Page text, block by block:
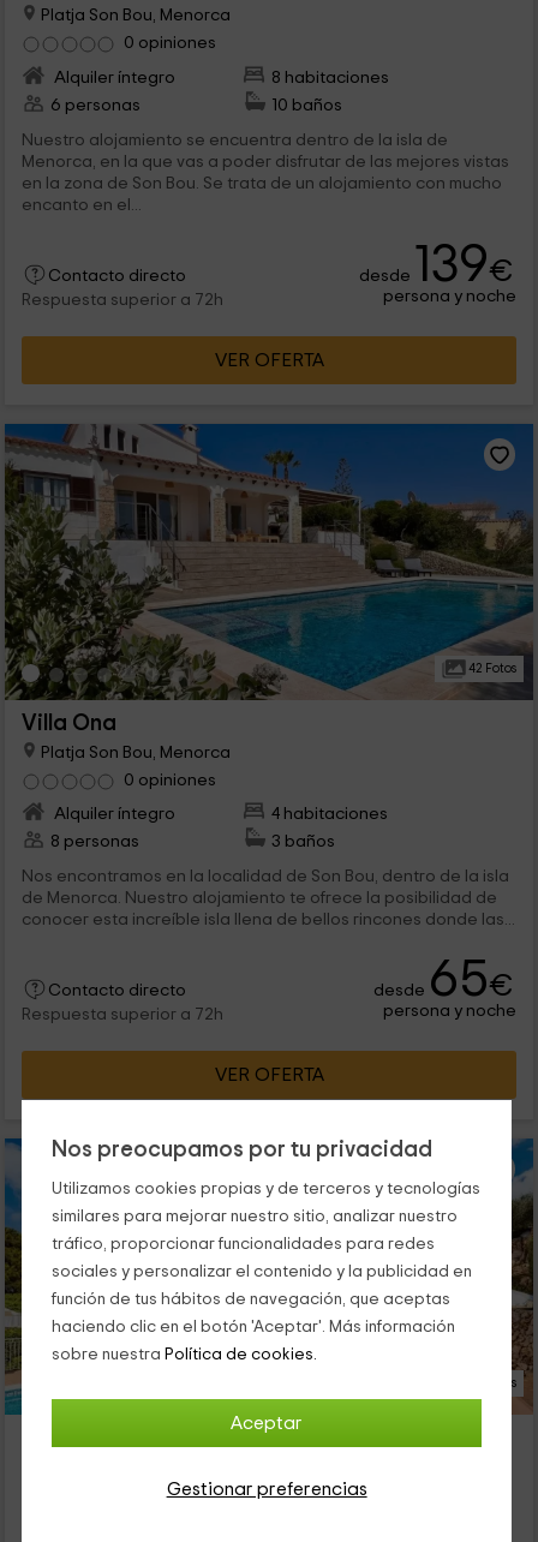
Nos preocupamos por tu privacidad
Utilizamos cookies propias y de terceros y tecnologías
similares para mejorar nuestro sitio, analizar nuestro
tráfico, proporcionar funcionalidades para redes
sociales y personalizar el contenido y la publicidad en
función de tus hábitos de navegación, que aceptas
haciendo clic en el botón 'Aceptar'. Más información
sobre nuestra Política de cookies.
Aceptar
Gestionar preferencias
Platja Son Bou, Menorca
0 opiniones
Alquiler íntegro
8 habitaciones
6 personas
10 baños
Nuestro alojamiento se encuentra dentro de la isla de
Menorca, en la que vas a poder disfrutar de las mejores vistas
en la zona de Son Bou. Se trata de un alojamiento con mucho
encanto en el...
Contacto directo
Respuesta superior a 72h
desde 139€
persona y noche
VER OFERTA
42 Fotos
Villa Ona
Platja Son Bou, Menorca
0 opiniones
Alquiler íntegro
4 habitaciones
8 personas
3 baños
Nos encontramos en la localidad de Son Bou, dentro de la isla
de Menorca. Nuestro alojamiento te ofrece la posibilidad de
conocer esta increíble isla llena de bellos rincones donde las...
Contacto directo
Respuesta superior a 72h
desde 65€
persona y noche
VER OFERTA
32 Fotos
0 opiniones